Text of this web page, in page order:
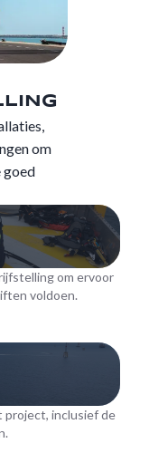
om
goed
om ervoor
voldoen.
project, inclusief de